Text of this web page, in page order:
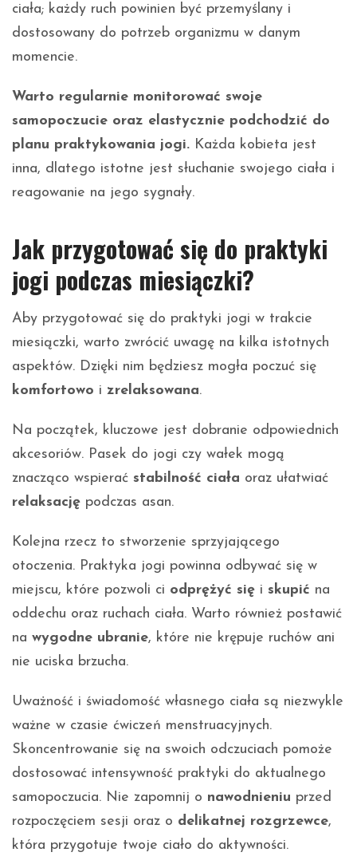
ciała; każdy ruch powinien być przemyślany i
dostosowany do potrzeb organizmu w danym
momencie.
Warto regularnie monitorować swoje
samopoczucie oraz elastycznie podchodzić do
planu praktykowania jogi. Każda kobieta jest
inna, dlatego istotne jest słuchanie swojego ciała i
reagowanie na jego sygnały.
Jak przygotować się do praktyki
jogi podczas miesiączki?
Aby przygotować się do praktyki jogi w trakcie
miesiączki, warto zwrócić uwagę na kilka istotnych
aspektów. Dzięki nim będziesz mogła poczuć się
komfortowo i zrelaksowana.
Na początek, kluczowe jest dobranie odpowiednich
akcesoriów. Pasek do jogi czy wałek mogą
znacząco wspierać stabilność ciała oraz ułatwiać
relaksację podczas asan.
Kolejna rzecz to stworzenie sprzyjającego
otoczenia. Praktyka jogi powinna odbywać się w
miejscu, które pozwoli ci odprężyć się i skupić na
oddechu oraz ruchach ciała. Warto również postawić
na wygodne ubranie, które nie krępuje ruchów ani
nie uciska brzucha.
Uważność i świadomość własnego ciała są niezwykle
ważne w czasie ćwiczeń menstruacyjnych.
Skoncentrowanie się na swoich odczuciach pomoże
dostosować intensywność praktyki do aktualnego
samopoczucia. Nie zapomnij o nawodnieniu przed
rozpoczęciem sesji oraz o delikatnej rozgrzewce,
która przygotuje twoje ciało do aktywności.